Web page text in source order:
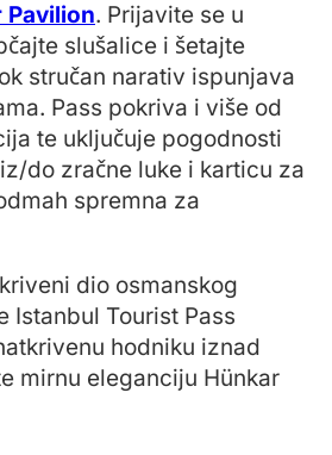
Pavilion. Prijavite se u
slušalice i šetajte
stručan narativ ispunjava
Pass pokriva i više od
te uključuje pogodnosti
do zračne luke i karticu za
spremna za
dio osmanskog
Istanbul Tourist Pass
hodniku iznad
mirnu eleganciju Hünkar